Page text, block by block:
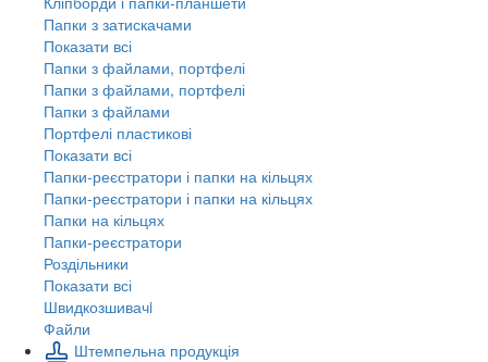
Папки з затискачами
Показати всі
Папки з файлами, портфелі
Папки з файлами, портфелі
Папки з файлами
Портфелі пластикові
Показати всі
Папки-реєстратори і папки на кільцях
Папки-реєстратори і папки на кільцях
Папки на кільцях
Папки-реєстратори
Роздільники
Показати всі
Швидкозшивачi
Файли
Штемпельна продукція